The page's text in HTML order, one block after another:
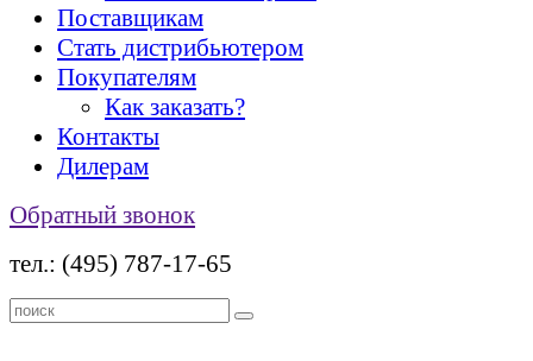
Поставщикам
Стать дистрибьютером
Покупателям
Как заказать?
Контакты
Дилерам
Обратный звонок
тел.: (495) 787-17-65